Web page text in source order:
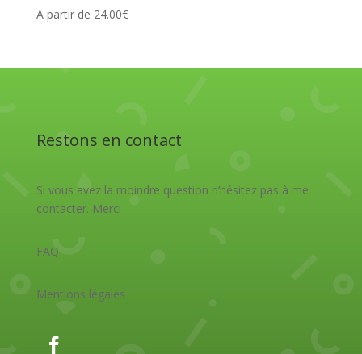
A partir de 24.00€
Restons en contact
Si vous avez la moindre question n’hésitez pas à me
contacter. Merci
FAQ
Mentions légales